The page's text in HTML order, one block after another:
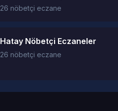
26 nöbetçi eczane
Hatay Nöbetçi Eczaneler
26 nöbetçi eczane